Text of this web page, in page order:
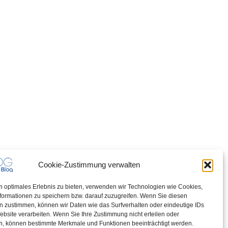
Cookie-Zustimmung verwalten
optimales Erlebnis zu bieten, verwenden wir Technologien wie Cookies,
zu speichern bzw. darauf zuzugreifen. Wenn Sie diesen
zustimmen, können wir Daten wie das Surfverhalten oder eindeutige IDs
verarbeiten. Wenn Sie Ihre Zustimmung nicht erteilen oder
können bestimmte Merkmale und Funktionen beeinträchtigt werden.